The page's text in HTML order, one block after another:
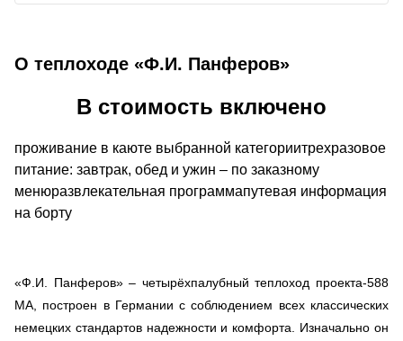
О теплоходе «Ф.И. Панферов»
«Ф.И. Панферов»– четырёхпалубный теплоход проекта-588
МА, построен в Германии с соблюдением всех классических
немецких стандартов надежности и комфорта. Изначально он
В стоимость включено
проживание в каюте выбранной категориитрехразовое
питание: завтрак, обед и ужин – по заказному
менюразвлекательная программапутевая информация
на борту